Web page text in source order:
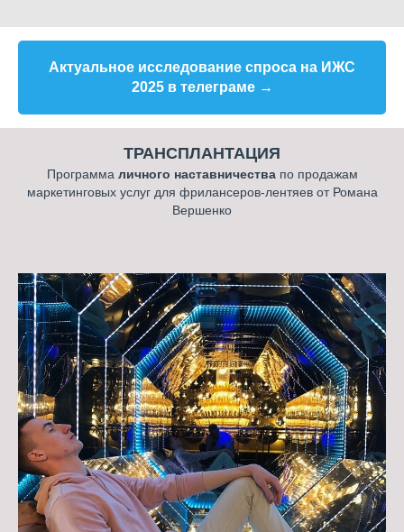
Актуальное исследование спроса на ИЖС
2025 в телеграме →
ТРАНСПЛАНТАЦИЯ
Программа личного наставничествапо продажам
маркетинговых услуг для фрилансеров-лентяев от Романа
Вершенко